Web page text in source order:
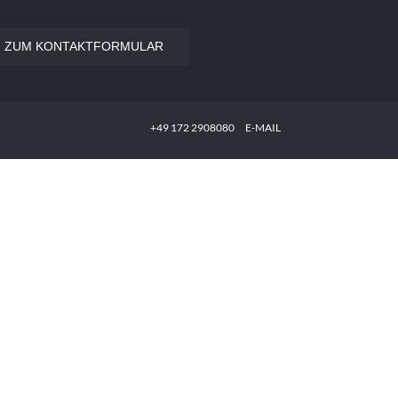
ZUM KONTAKTFORMULAR
‭+49 172 2908080‬ E-MAIL